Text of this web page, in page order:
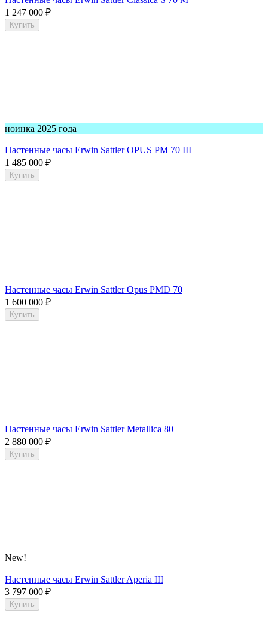
1 247 000 ₽
Купить
ноинка 2025 года
Настенные часы Erwin Sattler OPUS PM 70 III
1 485 000 ₽
Купить
Настенные часы Erwin Sattler Opus PMD 70
1 600 000 ₽
Купить
Настенные часы Erwin Sattler Metallica 80
2 880 000 ₽
Купить
New!
Настенные часы Erwin Sattler Aperia III
3 797 000 ₽
Купить